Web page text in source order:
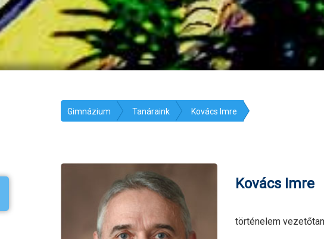
Gimnázium Tanáraink Kovács Imre
Kovács Imre
történelem